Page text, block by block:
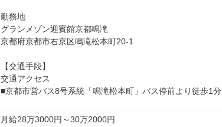
勤務地
グランメゾン迎賓館京都鳴滝
京都府京都市右京区鳴滝松本町20-1
【交通手段】
交通アクセス
■京都市営バス8号系統「鳴滝松本町」バス停前より徒歩1分
月給28万3000円～30万2000円